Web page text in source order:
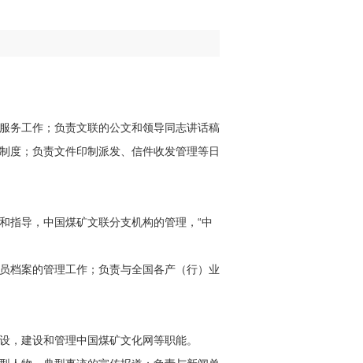
务工作；负责文联的公文和领导同志讲话稿
度；负责文件印制派发、信件收发管理等日
指导， 中国煤矿文联分支机构的管理，“中
档案的管理工作；负责与全国各产（行）业
，建设和管理中国煤矿文化网等职能。